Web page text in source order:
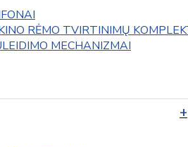
RĖMO TVIRTINIMŲ
MECHANIZMAI